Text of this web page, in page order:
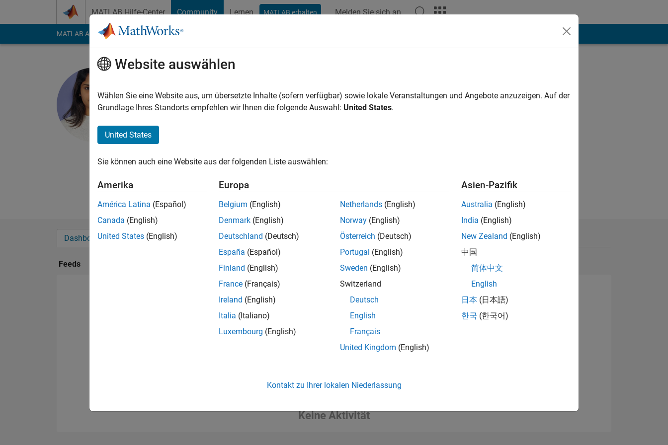
MATLAB Hilfe-Center Community Lernen MATLAB erhalten Melden Sie sich an
MATLAB Answers File Exchange Cody
MathWorks
Followers:
I'm a Qualification Engineer at MathWorks. I support the development team to improve the overall
quality of our products.
My area of interest is Simulink.
Dashboard Abzeichen Empfehlungen
Feeds
Keine Aktivität
Website auswählen
Wählen Sie eine Website aus, um übersetzte Inhalte (sofern verfügbar) sowie lokale Veranstaltungen und Angebote anzuzeigen. Auf der
Grundlage Ihres Standorts empfehlen wir Ihnen die folgende Auswahl: United States.
United States
Sie können auch eine Website aus der folgenden Liste auswählen:
Amerika
América Latina (Español)
Canada (English)
United States (English)
Europa
Belgium (English)
Denmark (English)
Deutschland (Deutsch)
España (Español)
Finland (English)
France (Français)
Ireland (English)
Italia (Italiano)
Luxembourg (English)
Netherlands (English)
Norway (English)
Österreich (Deutsch)
Portugal (English)
Sweden (English)
Switzerland
Deutsch
English
Français
United Kingdom (English)
Asien-Pazifik
Australia (English)
India (English)
New Zealand (English)
中国
简体中文
English
日本 (日本語)
한국 (한국어)
Kontakt zu Ihrer lokalen Niederlassung